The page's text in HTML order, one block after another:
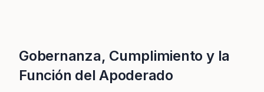
Gobernanza, Cumplimiento y la
Función del Apoderado